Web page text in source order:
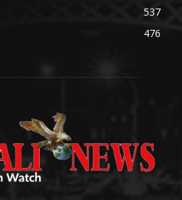
537
476